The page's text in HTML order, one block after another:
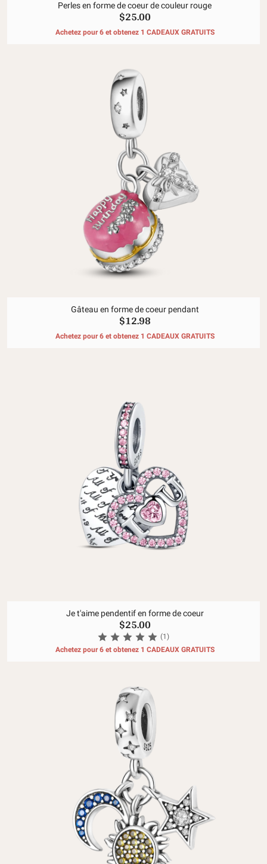
Perles en forme de coeur de couleur rouge
$25.00
Achetez pour 6 et obtenez 1 CADEAUX GRATUITS
Gâteau en forme de coeur pendant
$12.98
Achetez pour 6 et obtenez 1 CADEAUX GRATUITS
Je t'aime pendentif en forme de coeur
$25.00
(1)
Achetez pour 6 et obtenez 1 CADEAUX GRATUITS